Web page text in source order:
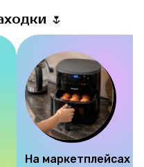
🌷
На маркетплейсах